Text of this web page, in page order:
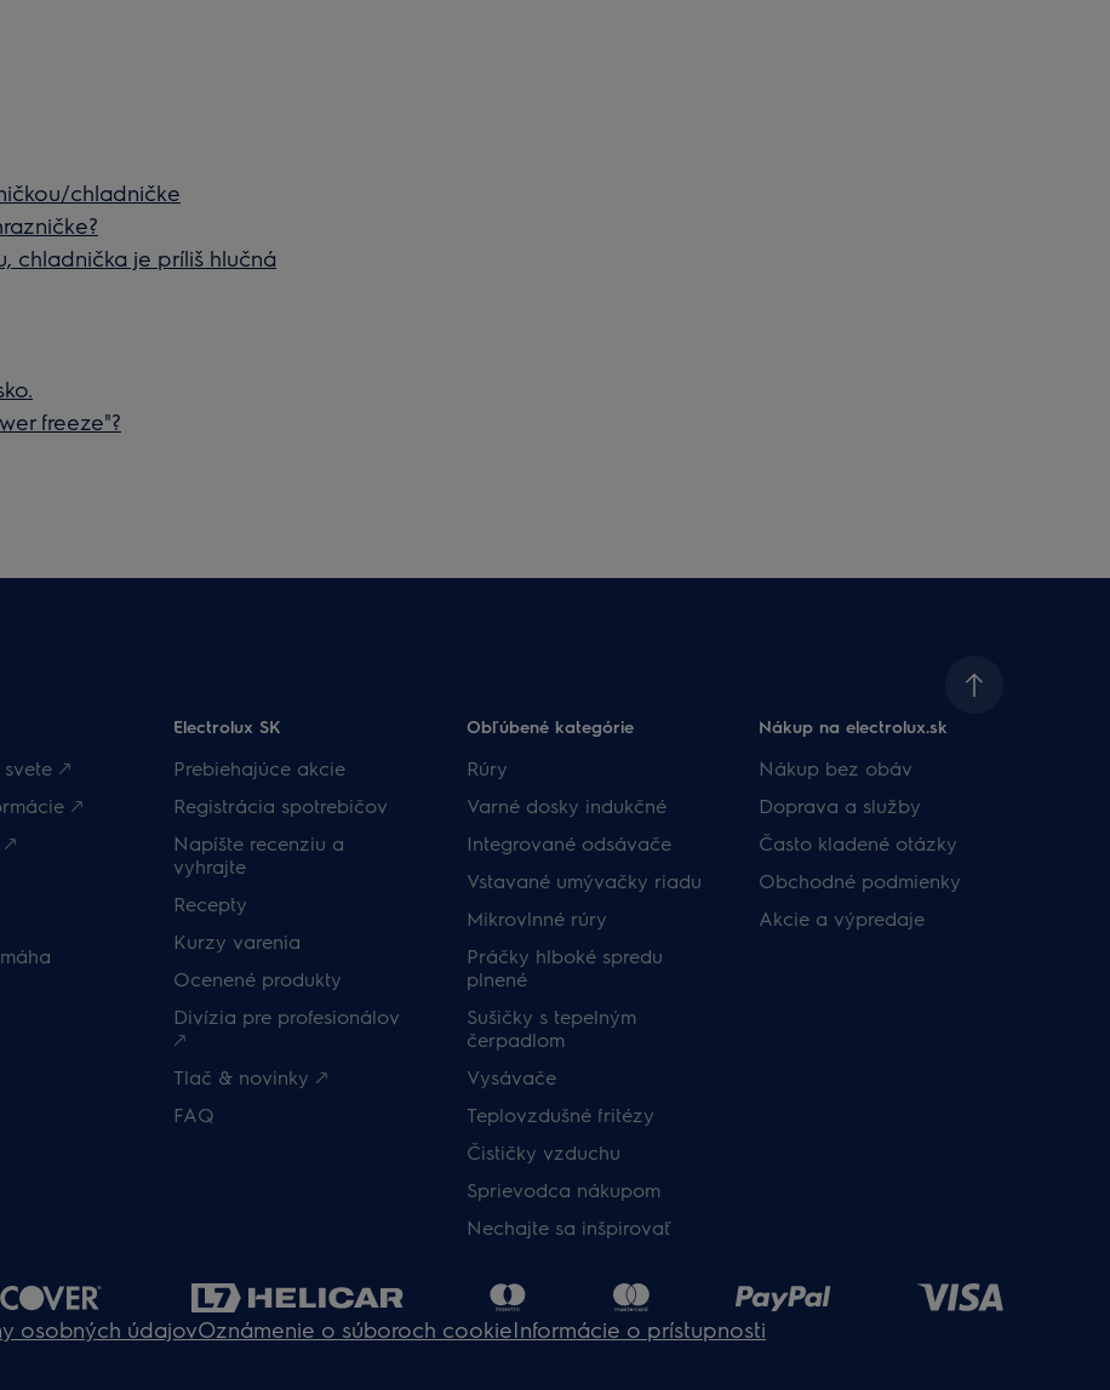
chladničke
chladnička je príliš hlučná
freeze"?
🡕
🡕
🡕
Electrolux SK
Prebiehajúce akcie
Registrácia spotrebičov
Napíšte recenziu a
vyhrajte
Recepty
Kurzy varenia
Ocenené produkty
Divízia pre profesionálov
🡕
Tlač & novinky 🡕
FAQ
Obľúbené kategórie
Rúry
Varné dosky indukčné
Integrované odsávače
Vstavané umývačky riadu
Mikrovlnné rúry
Práčky hlboké spredu
plnené
Sušičky s tepelným
čerpadlom
Vysávače
Teplovzdušné fritézy
Čističky vzduchu
Sprievodca nákupom
Nechajte sa inšpirovať
Nákup na electrolux.sk
Nákup bez obáv​
Doprava a služby​
​Často kladené otázky​
Obchodné podmienky​
Akcie a výpredaje
osobných údajovOznámenie o súboroch cookieInformácie o prístupnosti